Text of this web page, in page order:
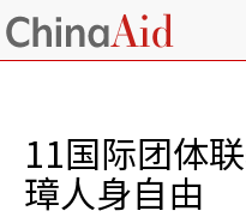
11国际团体
璋人身自由